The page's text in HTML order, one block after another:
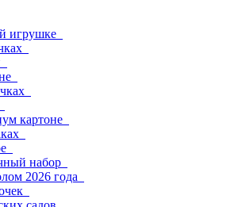
игрушке
картоне
набор
2026 года